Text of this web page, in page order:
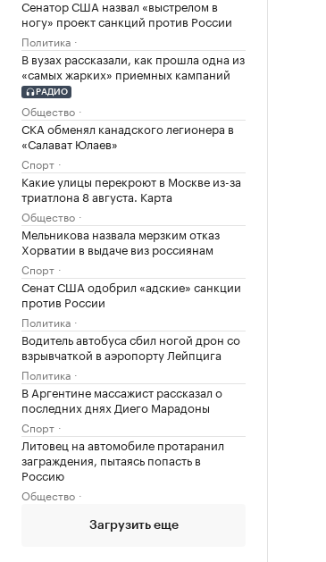
Сенатор США назвал «выстрелом в
ногу» проект санкций против России
Политика
В вузах рассказали, как прошла одна из
«самых жарких» приемных кампаний
РАДИО
Общество
СКА обменял канадского легионера в
«Салават Юлаев»
Спорт
Какие улицы перекроют в Москве из-за
триатлона 8 августа. Карта
Общество
Мельникова назвала мерзким отказ
Хорватии в выдаче виз россиянам
Спорт
Сенат США одобрил «адские» санкции
против России
Политика
Водитель автобуса сбил ногой дрон со
взрывчаткой в аэропорту Лейпцига
Политика
В Аргентине массажист рассказал о
последних днях Диего Марадоны
Спорт
Литовец на автомобиле протаранил
заграждения, пытаясь попасть в
Россию
Общество
Загрузить еще